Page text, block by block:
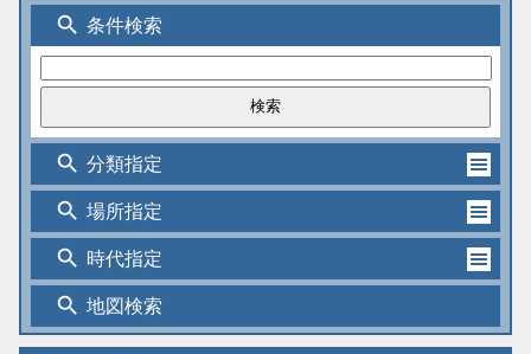
search 条件検索
search 分類指定
search 場所指定
search 時代指定
search 地図検索